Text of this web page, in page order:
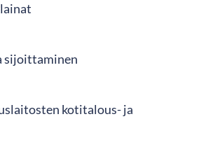
sijoittaminen
kotitalous- ja